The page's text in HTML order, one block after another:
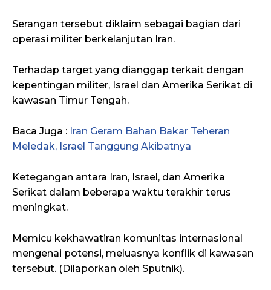
Serangan tersebut diklaim sebagai bagian dari
operasi militer berkelanjutan Iran.
Terhadap target yang dianggap terkait dengan
kepentingan militer, Israel dan Amerika Serikat di
kawasan Timur Tengah.
Baca Juga : Iran Geram Bahan Bakar Teheran
Meledak, Israel Tanggung Akibatnya
Ketegangan antara Iran, Israel, dan Amerika
Serikat dalam beberapa waktu terakhir terus
meningkat.
Memicu kekhawatiran komunitas internasional
mengenai potensi, meluasnya konflik di kawasan
tersebut. (Dilaporkan oleh Sputnik).